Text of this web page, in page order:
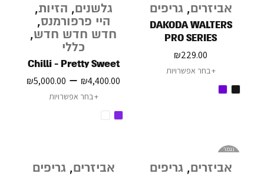
אביזרים, גריפים
DAKODA WALTERS
PRO SERIES
₪229.00
בחר אפשרויות
גלשנים, הזיות,
היי פרפורמנס,
חדש חדש חדש,
כללי
Chilli - Pretty Sweet
₪4,400.00
–
₪5,000.00
בחר אפשרויות
נגמר
אביזרים, גריפים אביזרים, גריפים